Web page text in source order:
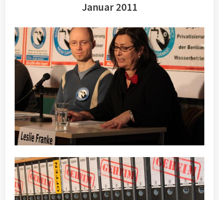
Januar 2011